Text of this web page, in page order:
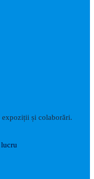
expoziții și colaborări.